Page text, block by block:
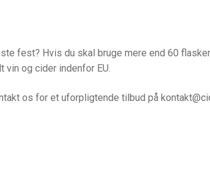
fest? Hvis du skal bruge mere end 60
vin og cider indenfor EU.
os for et uforpligtende tilbud på